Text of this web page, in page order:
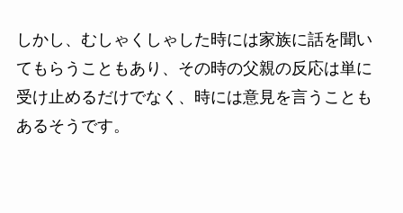
しかし、むしゃくしゃした時には家族に話を聞い
てもらうこともあり、その時の父親の反応は単に
受け止めるだけでなく、時には意見を言うことも
あるそうです。